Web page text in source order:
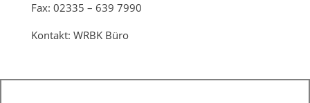
Fax: 02335 – 639 7990
Kontakt: WRBK Büro